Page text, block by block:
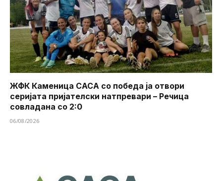
ЖФК Каменица САСА со победа ја отвори
серијата пријателски натпревари – Речица
совладана со 2:0
06/08/2026